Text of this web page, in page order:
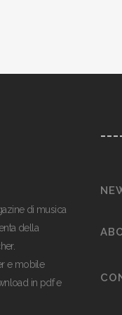
di musica
della
e mobile
in pdf e